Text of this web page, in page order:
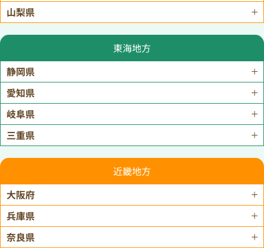
山梨県
東海地方
静岡県
愛知県
岐阜県
三重県
近畿地方
大阪府
兵庫県
奈良県